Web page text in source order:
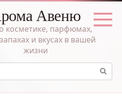
Авеню
косметике, парфюмах,
и вкусах в вашей
жизни